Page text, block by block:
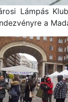
Lámpás
a